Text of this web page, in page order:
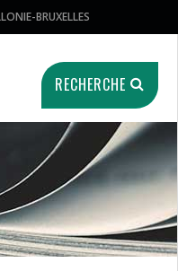
BRUXELLES
RECHERCHE